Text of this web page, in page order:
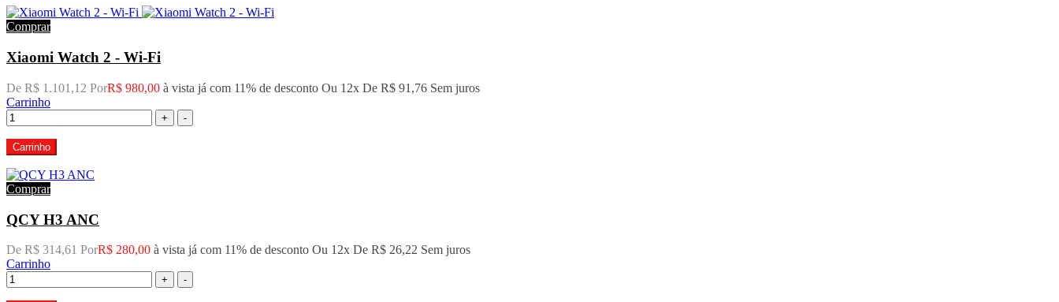
Comprar
Xiaomi Watch 2 - Wi-Fi
De R$ 1.101,12 PorR$ 980,00 à vista já com 11% de desconto Ou 12x De R$ 91,76 Sem juros
Carrinho
+ -
Carrinho
Comprar
QCY H3 ANC
De R$ 314,61 PorR$ 280,00 à vista já com 11% de desconto Ou 12x De R$ 26,22 Sem juros
Carrinho
+ -